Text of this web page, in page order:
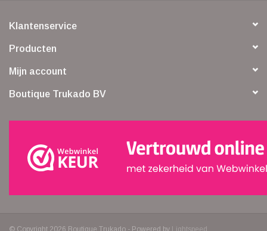
Klantenservice
Producten
Mijn account
Boutique Trukado BV
© Copyright 2026 Boutique Trukado - Powered by Lightspeed